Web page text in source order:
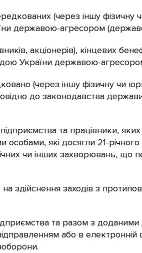
(через іншу
державою-агресором
акціонерів), кінцевих
України державою-
(через іншу фізичну чи
до законодавства
та працівники,
особами, які досягли 21-
чи інших захворювань,
здійснення заходів з
та разом з
або в